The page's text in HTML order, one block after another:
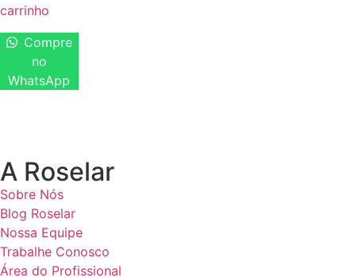
carrinho
Compre
no
WhatsApp
A Roselar
Sobre Nós
Blog Roselar
Nossa Equipe
Trabalhe Conosco
Área do Profissional